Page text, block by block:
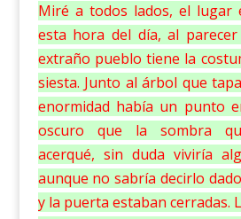
Miré a todos lados, el lugar
esta hora del día, al
extraño pueblo tiene la
siesta. Junto al árbol que
enormidad había un punto
oscuro que la sombra
acerqué, sin duda viviría
aunque no sabría decirlo
y la puerta estaban cerradas.